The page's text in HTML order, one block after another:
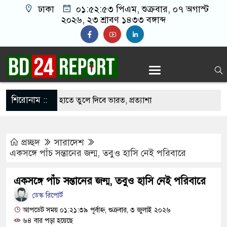
ঢাকা ০১:৫২:৫৪ পিএম, শুক্রবার, ০৭ অগাস্ট ২০২৬,
২৩ শ্রাবণ ১৪৩৩ বঙ্গাব্দ
শিরোনাম ::
বাংলাদেশের হাতে তুলে দিবে ভারত, প্রত্যাশা
ড. ইউনূসকে প্রস্তাব দেয়নি বিএনপি, আলোচনায় মির্জা
সঙ্গে দেশে ফিরতে চান সাকিব
বাসভবনে অগ্নিসংযোগের চেষ্টা, সিসিটিভিতে ৭
প্রচ্ছদ
সারাদেশ
একসঙ্গে পাঁচ সন্তানের জন্ম, তবুও হাসি নেই পরিবারে
একসঙ্গে পাঁচ সন্তানের জন্ম, তবুও হাসি নেই পরিবারে
ডেস্ক রিপোর্ট
আপডেট সময় ০১:২১:৩৯ পূর্বাহ্ন, শুক্রবার, ৩ জুলাই ২০২৬
৬৪ বার পড়া হয়েছে